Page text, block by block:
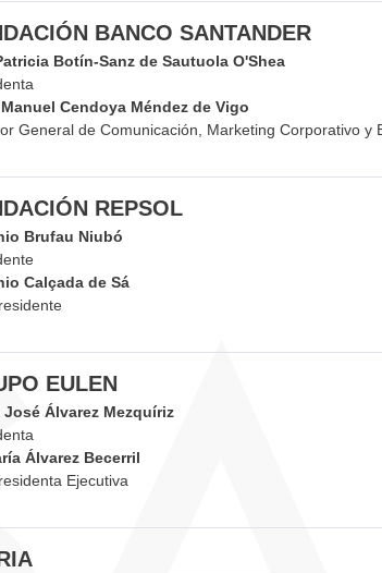
BANCO SANTANDER
Botín-Sanz de Sautuola O'Shea
Cendoya Méndez de Vigo
General de Comunicación, Marketing Corporativo y
REPSOL
Brufau Niubó
Calçada de Sá
EULEN
José Álvarez Mezquíriz
Álvarez Becerril
Ejecutiva